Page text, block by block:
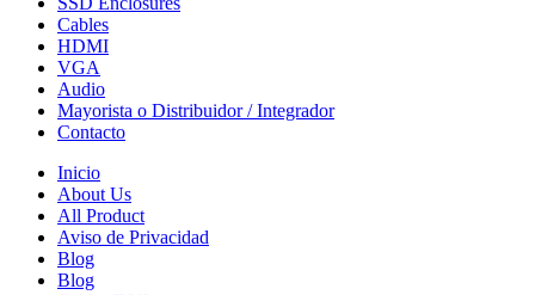
Cables
HDMI
VGA
Audio
Mayorista o Distribuidor / Integrador
Contacto
Inicio
About Us
All Product
Aviso de Privacidad
Blog
Blog